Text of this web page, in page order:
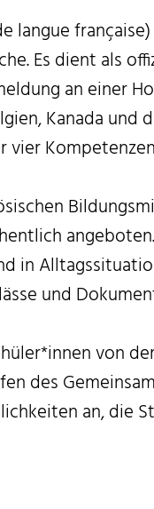
langue
Es dient als
an einer
Kanada
vier
in
und
von
des
an, die